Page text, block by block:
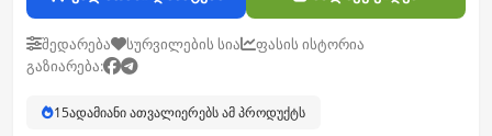
შედარება სურვილების სია
ფასის ისტორია
გაზიარება:
15ადამიანი ათვალიერებს ამ პროდუქტს